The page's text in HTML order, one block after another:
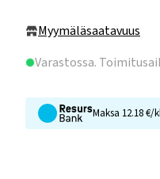
Myymäläsaatavuus
Varastossa.
Maksa 12.18 €/